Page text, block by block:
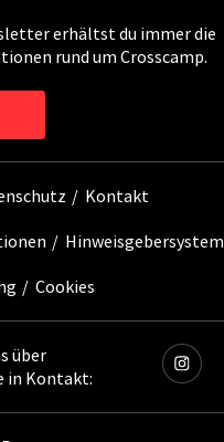
erhältst du immer die
rund um Crosscamp.
Kontakt
Hinweisgebersystem
Cookies
über
in Kontakt: